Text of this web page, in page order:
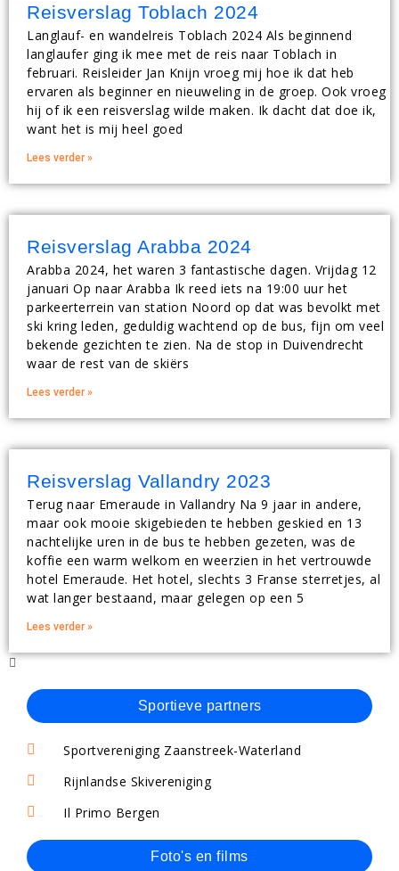
Reisverslag Toblach 2024
Langlauf- en wandelreis Toblach 2024 Als beginnend
langlaufer ging ik mee met de reis naar Toblach in
februari. Reisleider Jan Knijn vroeg mij hoe ik dat heb
ervaren als beginner en nieuweling in de groep. Ook vroeg
hij of ik een reisverslag wilde maken. Ik dacht dat doe ik,
want het is mij heel goed
Lees verder »
Reisverslag Arabba 2024
Arabba 2024, het waren 3 fantastische dagen. Vrijdag 12
januari Op naar Arabba Ik reed iets na 19:00 uur het
parkeerterrein van station Noord op dat was bevolkt met
ski kring leden, geduldig wachtend op de bus, fijn om veel
bekende gezichten te zien. Na de stop in Duivendrecht
waar de rest van de skiërs
Lees verder »
Reisverslag Vallandry 2023
Terug naar Emeraude in Vallandry Na 9 jaar in andere,
maar ook mooie skigebieden te hebben geskied en 13
nachtelijke uren in de bus te hebben gezeten, was de
koffie een warm welkom en weerzien in het vertrouwde
hotel Emeraude. Het hotel, slechts 3 Franse sterretjes, al
wat langer bestaand, maar gelegen op een 5
Lees verder »
Sportieve partners
Sportvereniging Zaanstreek-Waterland
Rijnlandse Skivereniging
Il Primo Bergen
Foto's en films